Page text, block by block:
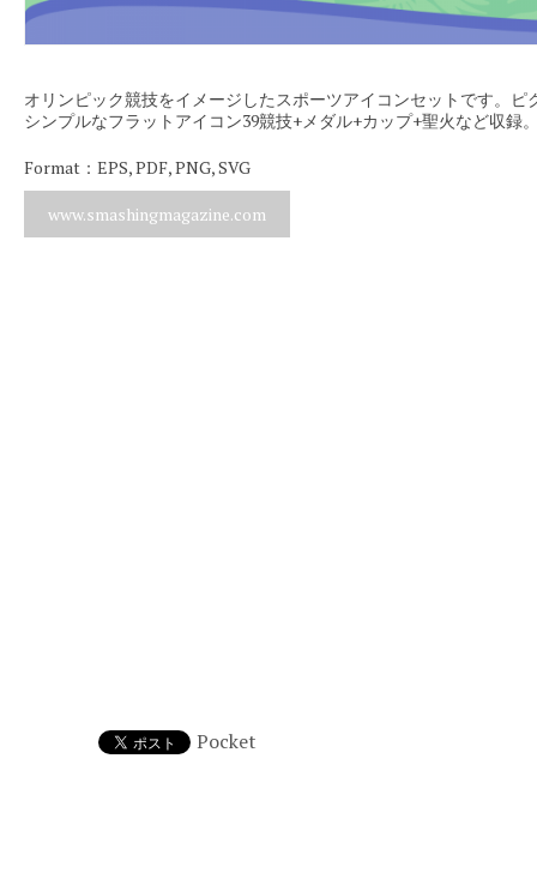
オリンピック競技をイメージしたスポーツアイコンセットです。ピ
シンプルなフラットアイコン39競技+メダル+カップ+聖火など収録
Format：EPS, PDF, PNG, SVG
www.smashingmagazine.com
Pocket